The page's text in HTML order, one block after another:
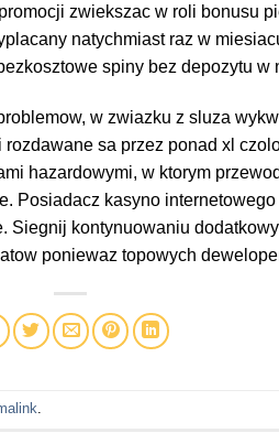
zwiekszac w roli bonusu
natychmiast raz w
spiny bez depozytu w
w zwiazku z sluza
sa przez ponad xl
hazardowymi, w ktorym
Posiadacz kasyno
kontynuowaniu
poniewaz topowych
.